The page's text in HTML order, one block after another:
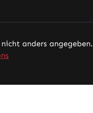
anders angegeben.